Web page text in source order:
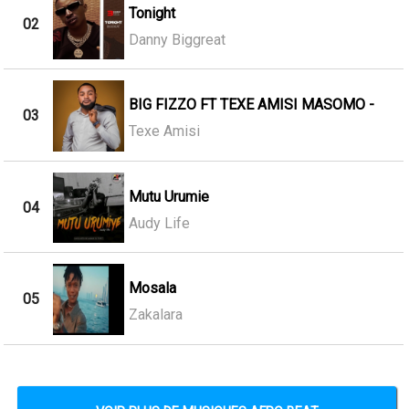
02
Tonight
Danny Biggreat
03
BIG FIZZO FT TEXE AMISI MASOMO -
Texe Amisi
04
Mutu Urumie
Audy Life
05
Mosala
Zakalara